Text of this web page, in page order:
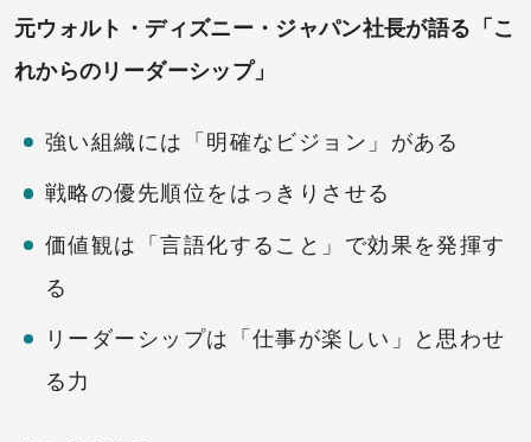
元ウォルト・ディズニー・ジャパン社長が語る「こ
れからのリーダーシップ」
強い組織には「明確なビジョン」がある
戦略の優先順位をはっきりさせる
価値観は「言語化すること」で効果を発揮す
る
リーダーシップは「仕事が楽しい」と思わせ
る力